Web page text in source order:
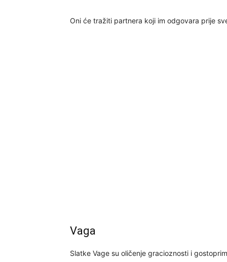
Oni će tražiti partnera koji im odgovara prije
Vaga
Slatke Vage su oličenje gracioznosti i